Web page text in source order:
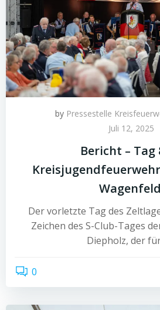
by Pressestelle
Juli 12, 2025
Bericht – Tag
Wagenfeld
Der vorletzte Tag des
Zeichen des S-Club-Tages
Diepholz, der
0